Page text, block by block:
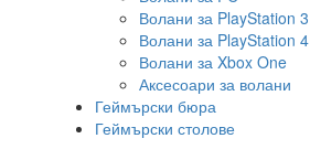
Волани за PlayStation 3
Волани за PlayStation 4
Волани за Xbox One
Аксесоари за волани
Геймърски бюра
Геймърски столове